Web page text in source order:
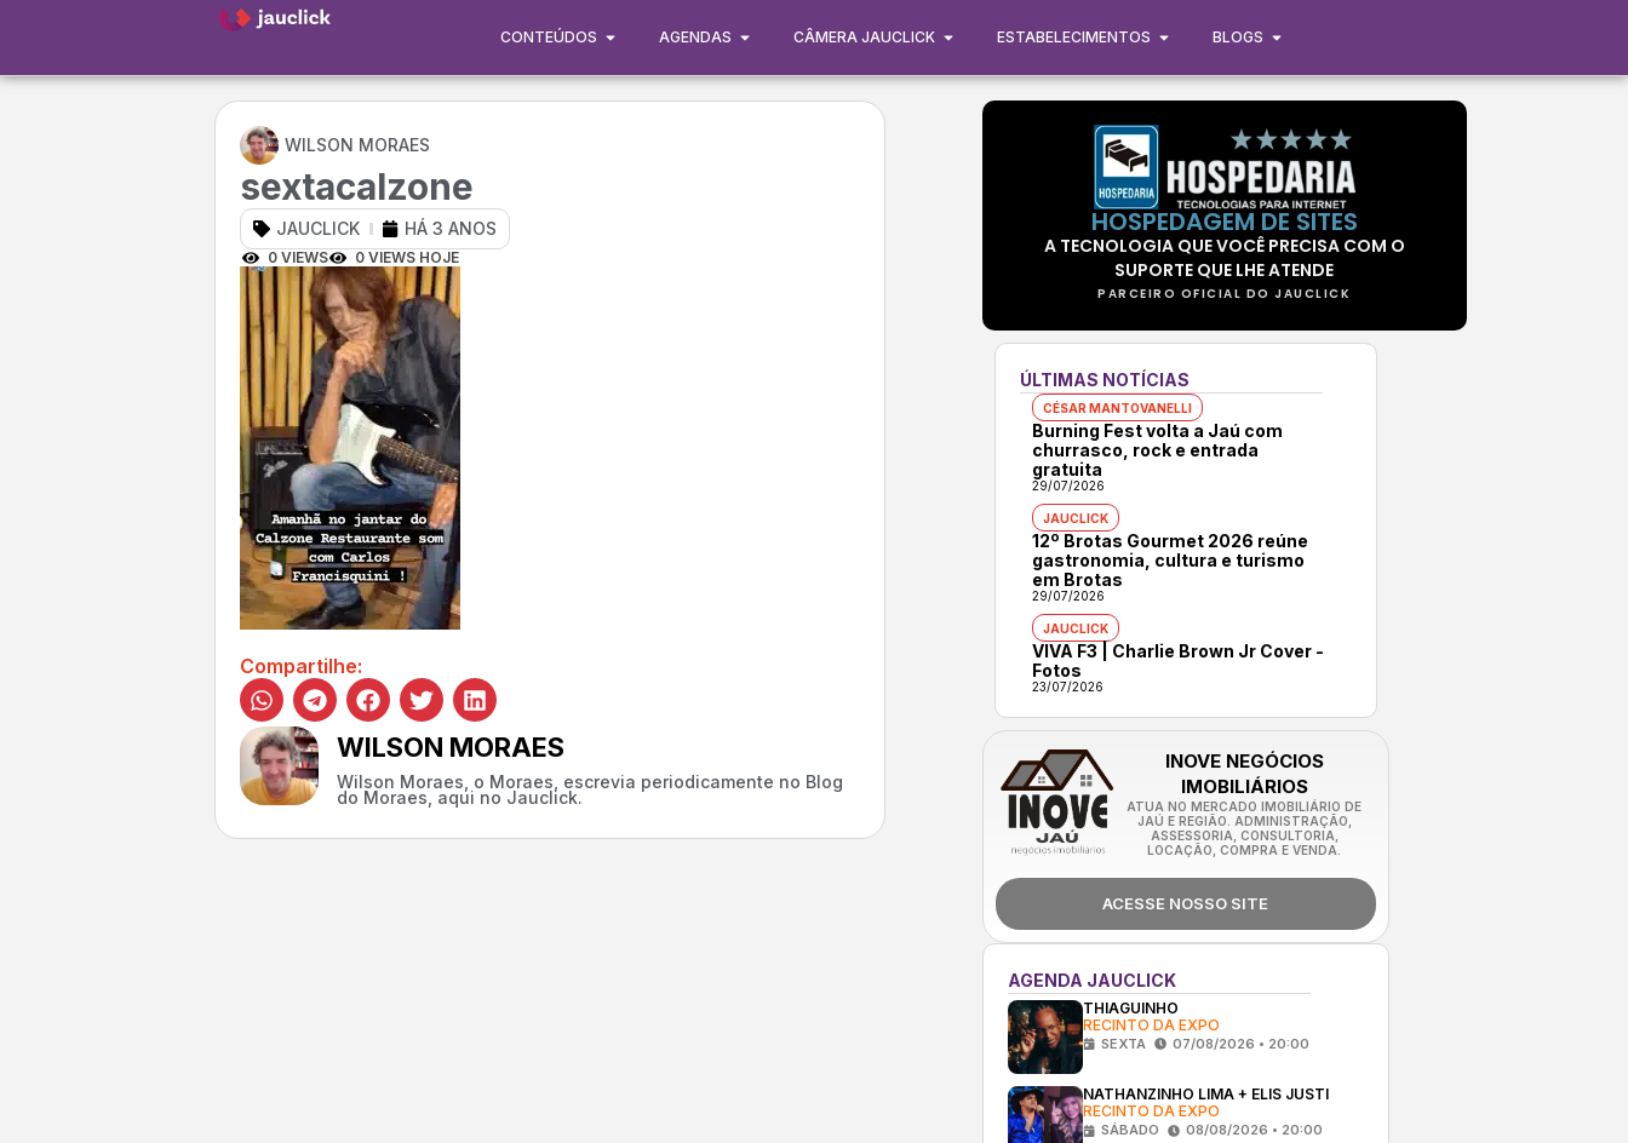
CONTEÚDOS AGENDAS CÂMERA JAUCLICK ESTABELECIMENTOS BLOGS
WILSON MORAES
sextacalzone
JAUCLICK HÁ 3 ANOS
0 VIEWS 0 VIEWS HOJE
Compartilhe:
WILSON MORAES
Wilson Moraes, o Moraes, escrevia periodicamente no Blog
do Moraes, aqui no Jauclick.
HOSPEDAGEM DE SITES
A TECNOLOGIA QUE VOCÊ PRECISA COM O
SUPORTE QUE LHE ATENDE
PARCEIRO OFICIAL DO JAUCLICK
ÚLTIMAS NOTÍCIAS
CÉSAR MANTOVANELLI
Burning Fest volta a Jaú com
churrasco, rock e entrada
gratuita
29/07/2026
JAUCLICK
12º Brotas Gourmet 2026 reúne
gastronomia, cultura e turismo
em Brotas
29/07/2026
JAUCLICK
VIVA F3 | Charlie Brown Jr Cover -
Fotos
23/07/2026
INOVE NEGÓCIOS
IMOBILIÁRIOS
ATUA NO MERCADO IMOBILIÁRIO DE
JAÚ E REGIÃO. ADMINISTRAÇÃO,
ASSESSORIA, CONSULTORIA,
LOCAÇÃO, COMPRA E VENDA.
ACESSE NOSSO SITE
AGENDA JAUCLICK
THIAGUINHO
RECINTO DA EXPO
SEXTA 07/08/2026 • 20:00
NATHANZINHO LIMA + ELIS JUSTI
RECINTO DA EXPO
SÁBADO 08/08/2026 • 20:00